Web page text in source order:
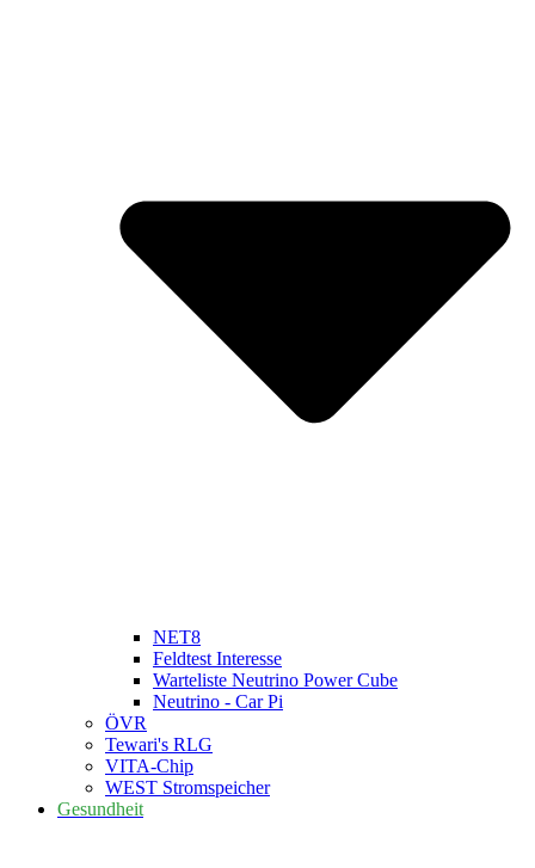
NET8
Feldtest Interesse
Warteliste Neutrino Power Cube
Neutrino - Car Pi
ÖVR
Tewari's RLG
VITA-Chip
WEST Stromspeicher
Gesundheit